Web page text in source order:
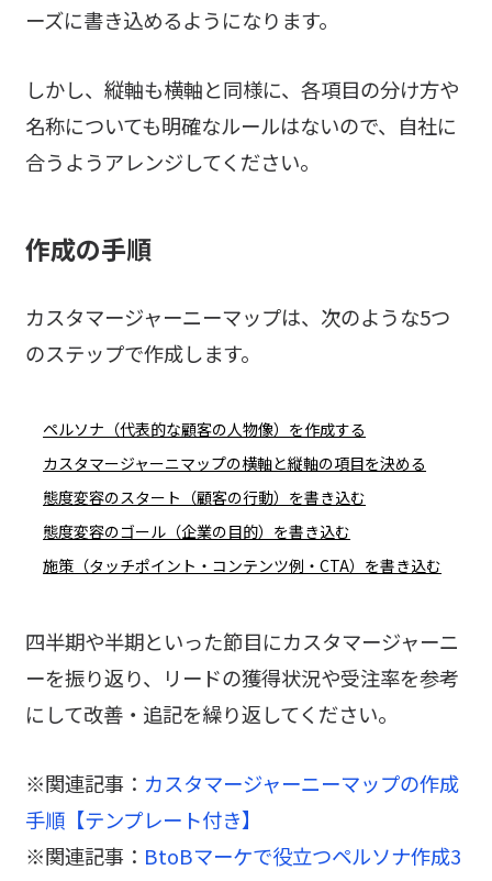
ーズに書き込めるようになります。
しかし、縦軸も横軸と同様に、各項目の分け方や
名称についても明確なルールはないので、自社に
合うようアレンジしてください。
作成の手順
カスタマージャーニーマップは、次のような5つ
のステップで作成します。
ペルソナ（代表的な顧客の人物像）を作成する
カスタマージャーニマップの横軸と縦軸の項目を決める
態度変容のスタート（顧客の行動）を書き込む
態度変容のゴール（企業の目的）を書き込む
施策（タッチポイント・コンテンツ例・CTA）を書き込む
四半期や半期といった節目にカスタマージャーニ
ーを振り返り、リードの獲得状況や受注率を参考
にして改善・追記を繰り返してください。
※関連記事： カスタマージャーニーマップの作成
手順【テンプレート付き】
※関連記事： BtoBマーケで役立つペルソナ作成3